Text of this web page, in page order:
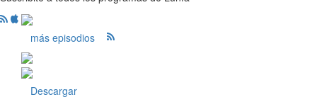
más episodios
Descargar